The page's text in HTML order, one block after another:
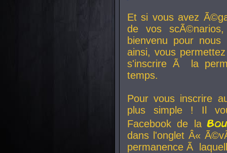
Et si vous avez
de vos
bienvenu pour
ainsi, vous
s'inscrire Ã la
temps.
Pour vous inscrire
plus simple ! Il
Facebook de la
dans l'onglet Â«
permanence Ã